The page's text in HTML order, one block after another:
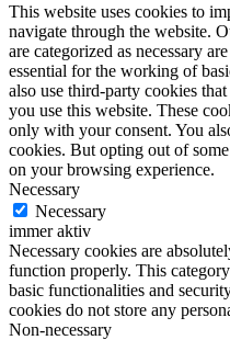
This website uses cookies to
navigate through the website.
are categorized as necessary
essential for the working of
also use third-party cookies
you use this website. These
only with your consent. You
cookies. But opting out of
on your browsing experience.
Necessary
Necessary
immer aktiv
Necessary cookies are
function properly. This
basic functionalities and
cookies do not store any
Non-necessary